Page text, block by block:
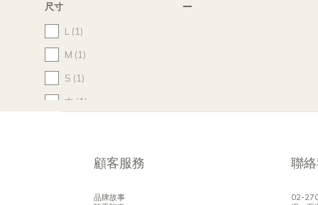
尺寸
L (1)
M (1)
S (1)
中 (1)
顧客服務
品牌故事
聯
02-